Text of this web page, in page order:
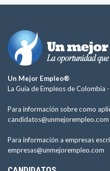
Un Mejor Empleo®
La Guía de Empleos de Colombia -
Para información sobre como
candidatos@unmejorempleo.com
Para información a empresas
empresas@unmejorempleo.com